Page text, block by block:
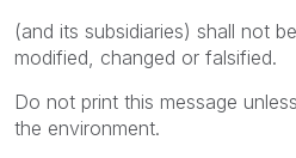
(and its subsidiaries) shall not
modified, changed or falsified.
Do not print this message
the environment.